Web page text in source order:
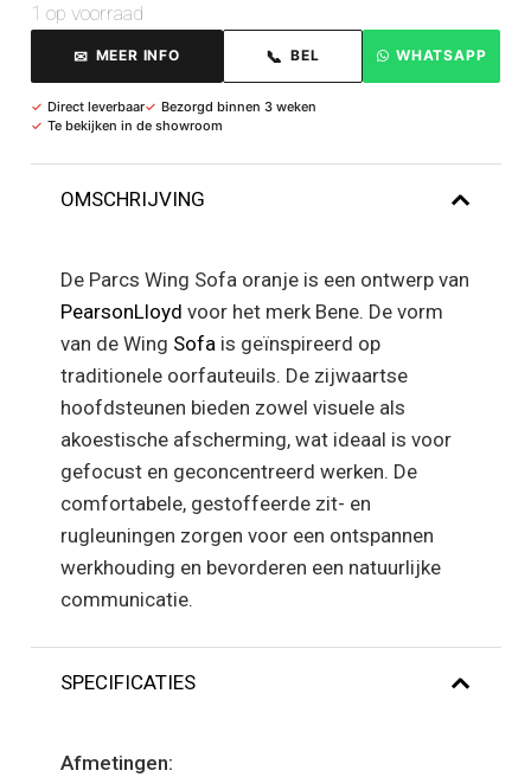
1 op voorraad
✉ MEER INFO 📞 BEL WHATSAPP
✓ Direct leverbaar✓ Bezorgd binnen 3 weken
✓ Te bekijken in de showroom
OMSCHRIJVING
De Parcs Wing Sofa oranje is een ontwerp van
PearsonLloyd voor het merk Bene. De vorm
van de Wing Sofa is geïnspireerd op
traditionele oorfauteuils. De zijwaartse
hoofdsteunen bieden zowel visuele als
akoestische afscherming, wat ideaal is voor
gefocust en geconcentreerd werken. De
comfortabele, gestoffeerde zit- en
rugleuningen zorgen voor een ontspannen
werkhouding en bevorderen een natuurlijke
communicatie.
SPECIFICATIES
Afmetingen: